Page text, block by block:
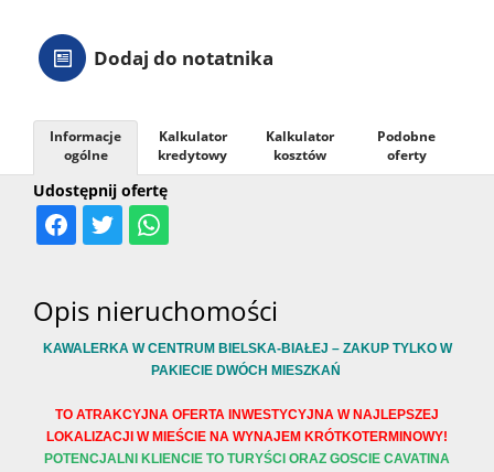
Dodaj do notatnika
Udostępnij ofertę
Informacje
ogólne
Kalkulator
kredytowy
Kalkulator
kosztów
Podobne
oferty
Opis nieruchomości
KAWALERKA W CENTRUM BIELSKA-BIAŁEJ – ZAKUP TYLKO W
PAKIECIE DWÓCH MIESZKAŃ
TO ATRAKCYJNA OFERTA INWESTYCYJNA W NAJLEPSZEJ
LOKALIZACJI W MIEŚCIE NA WYNAJEM KRÓTKOTERMINOWY!
POTENCJALNI KLIENCIE TO TURYŚCI ORAZ GOSCIE CAVATINA